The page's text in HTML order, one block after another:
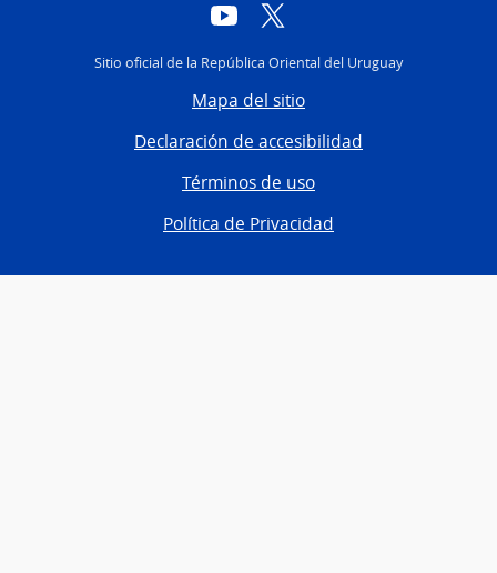
YouTube
Sitio oficial de la República Oriental del Uruguay
Mapa del sitio
Declaración de accesibilidad
Términos de uso
Política de Privacidad